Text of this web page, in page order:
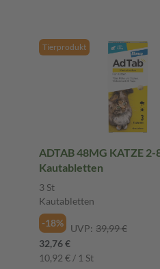
Tierprodukt
ADTAB 48MG KATZE 2-
Kautabletten
3 St
Kautabletten
-18%
UVP: 39,99 €
32,76 €
10,92 € / 1 St